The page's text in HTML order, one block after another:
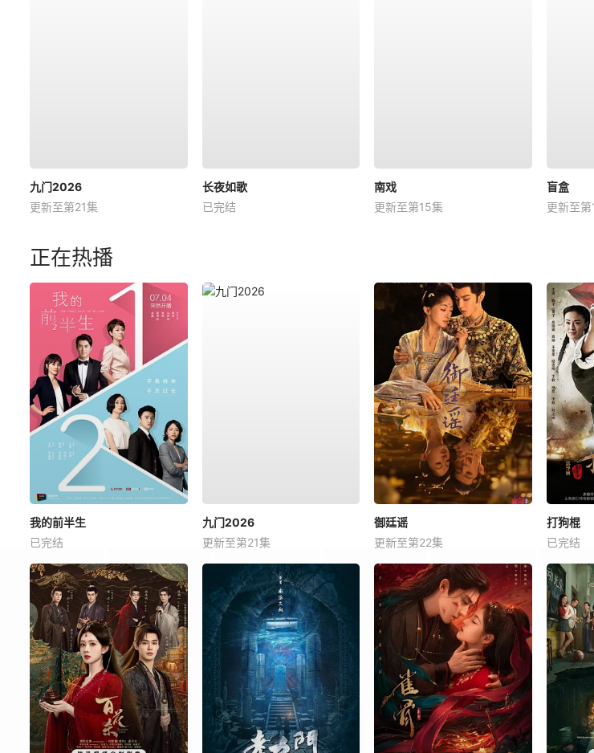
九门2026
更新至第21集
长夜如歌
已完结
南戏
更新至第15集
盲盒
更新至
正在热播
我的前半生
已完结
九门2026
更新至第21集
御廷谣
更新至第22集
打狗棍
已完结